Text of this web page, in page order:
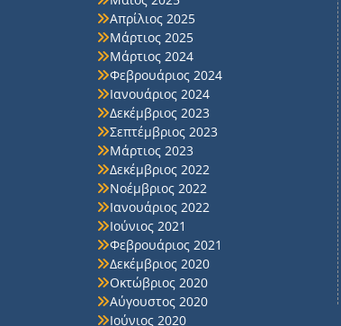
Απρίλιος 2025
Μάρτιος 2025
Μάρτιος 2024
Φεβρουάριος 2024
Ιανουάριος 2024
Δεκέμβριος 2023
Σεπτέμβριος 2023
Μάρτιος 2023
Δεκέμβριος 2022
Νοέμβριος 2022
Ιανουάριος 2022
Ιούνιος 2021
Φεβρουάριος 2021
Δεκέμβριος 2020
Οκτώβριος 2020
Αύγουστος 2020
Ιούνιος 2020